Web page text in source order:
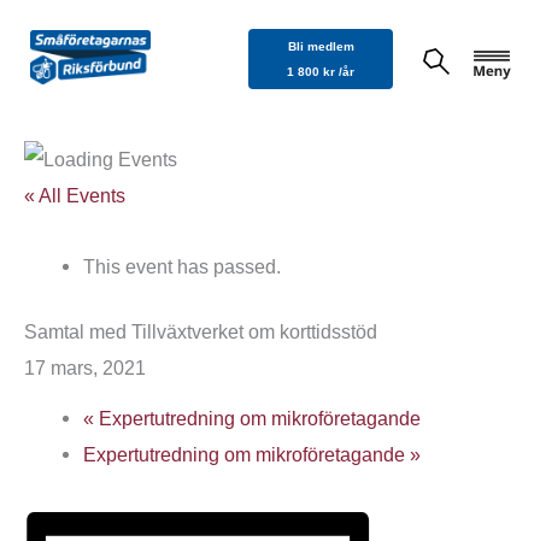
innehåll
Bli medlem
1 800 kr /år
« All Events
This event has passed.
Samtal med Tillväxtverket om korttidsstöd
17 mars, 2021
« Expertutredning om mikroföretagande
Expertutredning om mikroföretagande»